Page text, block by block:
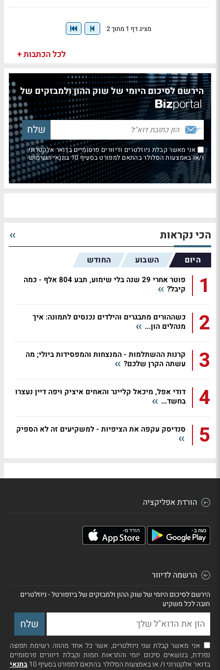
מציג דף 1 מתוך 2
לכל הכתבות +
הירשם לסיכום היומי של שוק ההון ולמבזקים של
אני מאשר קבלת ניוזלטרים ודיוורים פרסומיים בדואר אלקטרוני
ו/או באמצעות הסלולר בהתאם למפורט בסעיף 10 בתנאי השימוש
הכי נקראות
היום השבוע החודש
1
פוטר אחרי 29 שנה בלי שימוע, תבע 804 אלף - כמה
קיבל?
2
כשההורים מתבגרים והילדים נכנסים לתמונה: איך
מנהלים הון...
3
קרנות ההשתלמות - המנצחות והמפסידות ביולי; מה
עשתה הקרן שלכם?
4
דודי אפל, מיכאל קליינר והאחים איציק ויפה דיין נעצרו
בחשד...
5 סנדיסק עקפה את הציפיות - למשקיעים זה לא הספיק
הורדת אפליקציה
הרשמה לדיוור
הירשם לסיכום היומי של שוק ההון ולמבזקים של ביזפורטל - ניוזלטרים
חובה לכל משקיע
אני מאשר קבלת שני ניוזלטרים, אשר כל אחד מהווה רשימת תפוצה
נפרדת, בנושאים סיכום יומי והתראות חמות וקבלת דיוורים פרסומיים
בדואר אלקטרוני ו/ או באמצעות הסלולר בהתאם למפורט בסעיף 10
בתנאי